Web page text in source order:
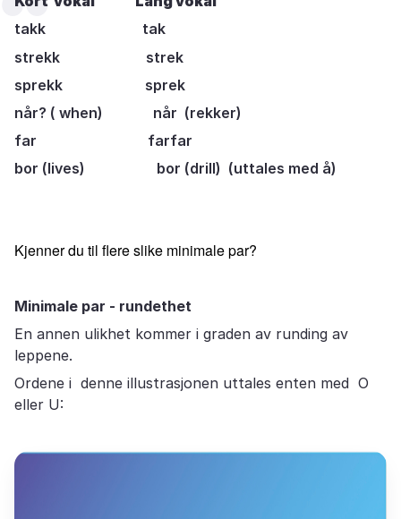
takk tak
strekk strek
sprekk sprek
når? ( when) når (rekker)
far farfar
bor (lives) bor (drill) (uttales med å)
Kjenner du til flere slike minimale par?
Minimale par - rundethet
En annen ulikhet kommer i graden av runding av
leppene.
Ordene i denne illustrasjonen uttales enten med O
eller U: